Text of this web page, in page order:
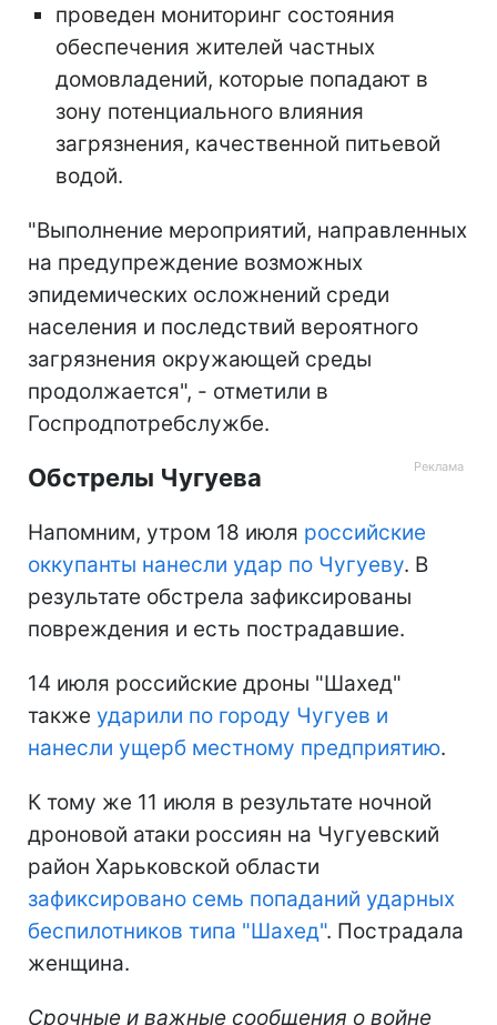
проведен мониторинг состояния
обеспечения жителей частных
домовладений, которые попадают в
зону потенциального влияния
загрязнения, качественной питьевой
водой.
"Выполнение мероприятий, направленных
на предупреждение возможных
эпидемических осложнений среди
населения и последствий вероятного
загрязнения окружающей среды
продолжается", - отметили в
Госпродпотребслужбе.
Обстрелы Чугуева
Напомним, утром 18 июля российские
оккупанты нанесли удар по Чугуеву. В
результате обстрела зафиксированы
повреждения и есть пострадавшие.
14 июля российские дроны "Шахед"
также ударили по городу Чугуев и
нанесли ущерб местному предприятию.
К тому же 11 июля в результате ночной
дроновой атаки россиян на Чугуевский
район Харьковской области
зафиксировано семь попаданий ударных
беспилотников типа "Шахед". Пострадала
женщина.
Срочные и важные сообщения о войне